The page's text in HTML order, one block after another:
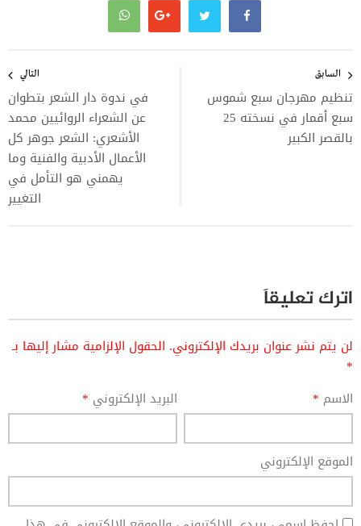
المقالات
السابق
تنظيم مهرجان سبع شموس
سبع أقمار في نسخته 25
بالقصر الكبير
التالي
في ندوة دار الشعر بتطوان
عن الشعراء الروائيين محمد
الأشعري: الشعر جوهر كل
الأعمال الأدبية والفنية وما
يهمني هو التأمل في
التغيير
اترك تعليقاً
لن يتم نشر عنوان بريدك الإلكتروني. الحقول الإلزامية مشار إليها بـ
*
الاسم * البريد الإلكتروني *
الموقع الإلكتروني